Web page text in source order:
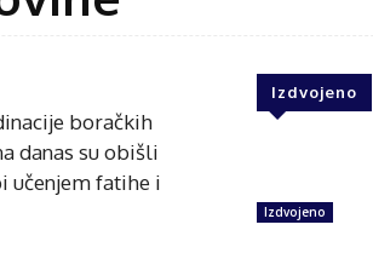
boračkih
danas su obišli
učenjem fatihe i
Izdvojeno
Izdvojeno